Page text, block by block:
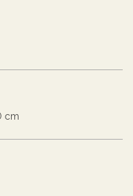
cm